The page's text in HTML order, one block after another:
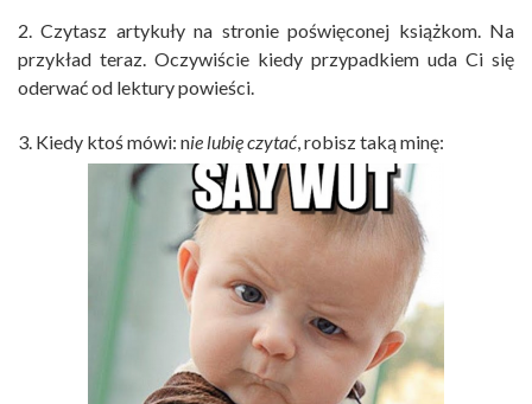
2. Czytasz artykuły na stronie poświęconej książkom. Na
przykład teraz. Oczywiście kiedy przypadkiem uda Ci się
oderwać od lektury powieści.
3. Kiedy ktoś mówi: nie lubię czytać, robisz taką minę: